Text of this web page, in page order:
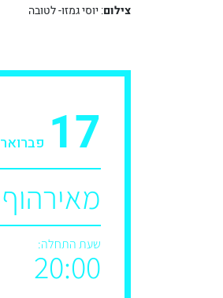
צילום: יוסי גמזו- לטובה
17 פברואר 2025
מאירהוף
שעת התחלה:
20:00